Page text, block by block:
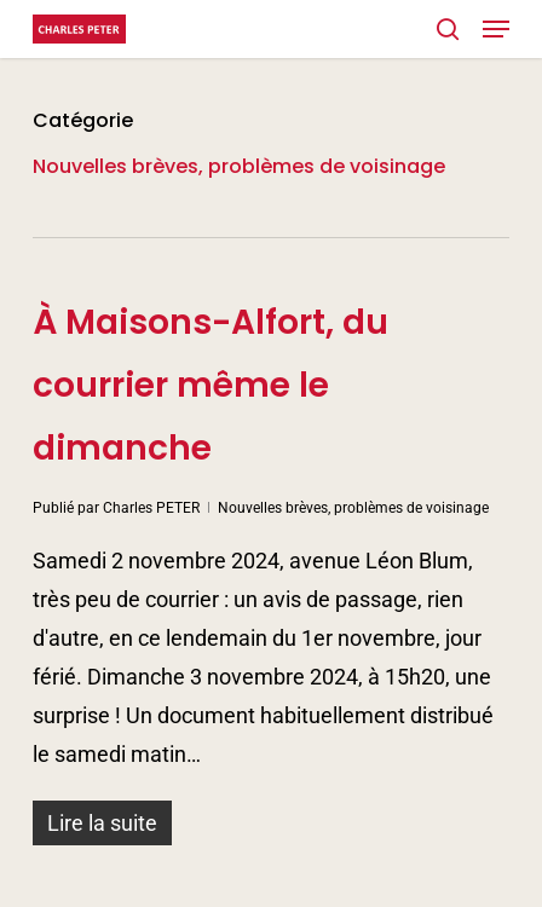
Skip
to
content
search
Menu
Catégorie
Nouvelles brèves, problèmes de voisinage
À Maisons-Alfort, du
courrier même le
dimanche
Publié par Charles PETER Nouvelles brèves, problèmes de voisinage
Samedi 2 novembre 2024, avenue Léon Blum,
très peu de courrier : un avis de passage, rien
d'autre, en ce lendemain du 1er novembre, jour
férié. Dimanche 3 novembre 2024, à 15h20, une
surprise ! Un document habituellement distribué
le samedi matin…
Lire la suite